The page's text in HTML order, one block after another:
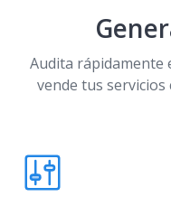
Audita rápidamente
vende tus